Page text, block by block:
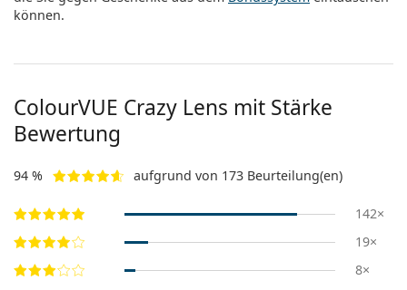
können.
ColourVUE Crazy Lens mit Stärke
Bewertung
94 % aufgrund von 173 Beurteilung(en)
142×
19×
8×